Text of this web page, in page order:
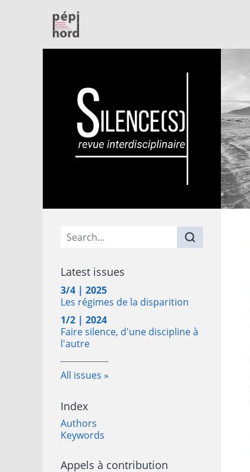
Main menu
Latest issues
3/4 | 2025
Les régimes de la disparition
1/2 | 2024
Faire silence, d'une discipline à
l'autre
All issues
Index
Authors
Keywords
Appels à contribution